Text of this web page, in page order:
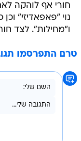
חורי אף לוהקה
נוי "פאפאדיזי"
ו"מחילות". לצד
טרם התפרסמו